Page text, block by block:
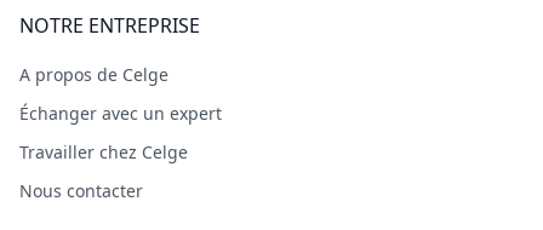
NOTRE ENTREPRISE
A propos de Celge
Échanger avec un expert
Travailler chez Celge
Nous contacter